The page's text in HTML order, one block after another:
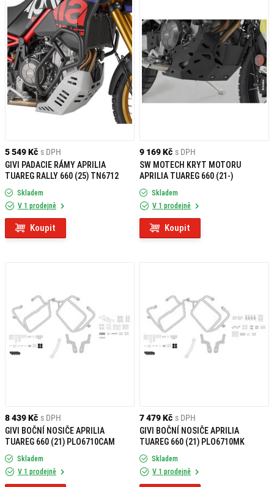
5 549 Kč s DPH
GIVI PADACIE RÁMY APRILIA
TUAREG RALLY 660 (25) TN6712
Skladem
V 1 prodejně
Koupit
9 169 Kč s DPH
SW MOTECH KRYT MOTORU
APRILIA TUAREG 660 (21-)
Skladem
V 1 prodejně
Koupit
8 439 Kč s DPH
GIVI BOČNÍ NOSIČE APRILIA
TUAREG 660 (21) PLO6710CAM
Skladem
V 1 prodejně
7 479 Kč s DPH
GIVI BOČNÍ NOSIČE APRILIA
TUAREG 660 (21) PLO6710MK
Skladem
V 1 prodejně